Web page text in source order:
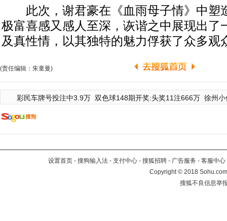
此次，谢君豪在《血雨母子情》中塑
极富喜感又感人至深，诙谐之中展现出了
及真性情，以其独特的魅力俘获了众多观
(责任编辑：朱童曼)
彩民车牌号投注中3.9万 双色球148期开奖:头奖11注666万 徐州
设置首页 - 搜狗输入法 - 支付中心 - 搜狐招聘 - 广告服务 - 客服中心
Copyright©2018
搜狐不良信息举